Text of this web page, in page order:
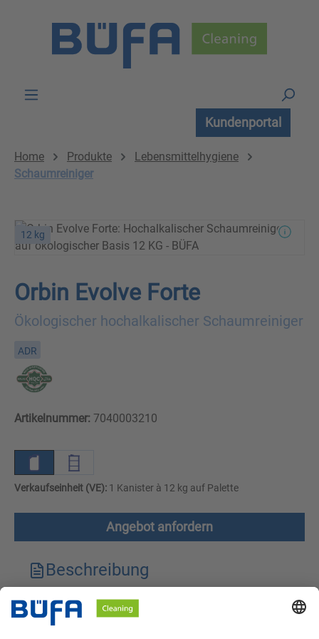
Kundenportal
Home Produkte
Lebensmittelhygiene
Schaumreiniger
12 kg
Orbin Evolve Forte
Ökologischer hochalkalischer Schaumreiniger
ADR
Artikelnummer: 7040003210
Verkaufseinheit (VE): 1 Kanister à 12 kg auf Palette
Angebot anfordern
Beschreibung
Technische Merkmale